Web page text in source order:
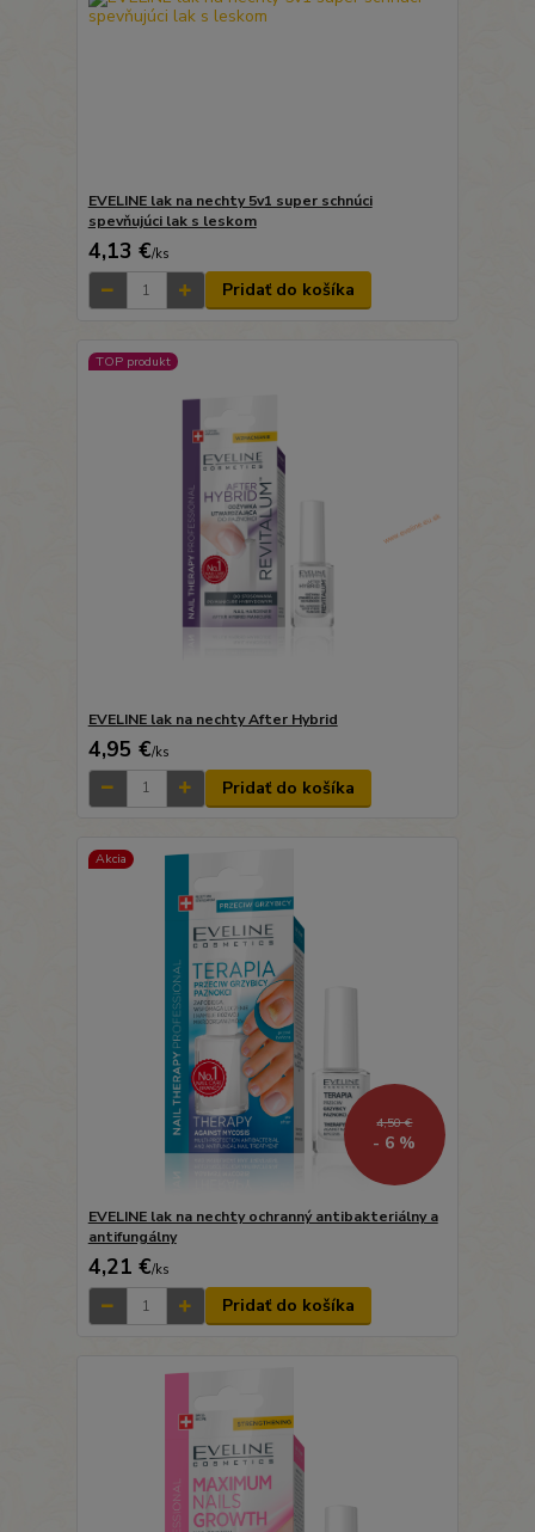
EVELINE lak na nechty 5v1 super schnúci
spevňujúci lak s leskom
4,13 €/ks
Pridať do košíka
TOP produkt
EVELINE lak na nechty After Hybrid
4,95 €/ks
Pridať do košíka
Akcia
4,50 €
- 6 %
EVELINE lak na nechty ochranný antibakteriálny a
antifungálny
4,21 €/ks
Pridať do košíka